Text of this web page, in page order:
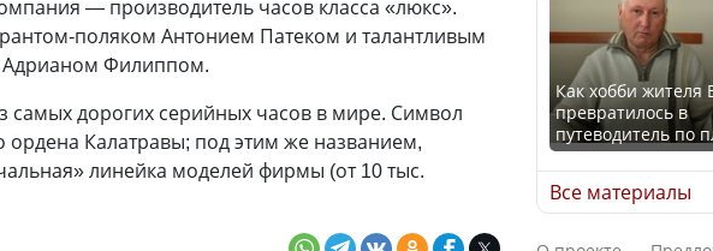
— производитель часов класса «люкс».
поляком Антонием Патеком и талантливым
Филиппом.
самых дорогих серийных часов в мире. Символ
Калатравы; под этим же названием,
линейка моделей фирмы (от 10 тыс.
нені талқылап
Минимальная
алименты,
чем говорят с
избирателями
представители
Как хобби жителя
превратилось в
путеводитель по
Все материалы